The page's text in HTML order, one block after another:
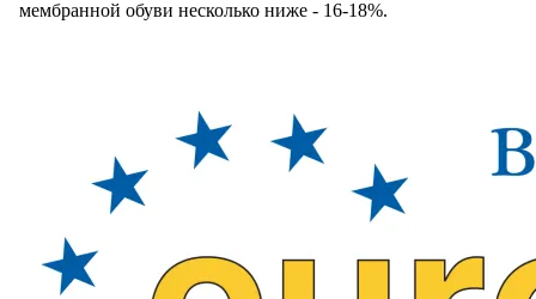
мембранной обуви несколько ниже - 16-18%.